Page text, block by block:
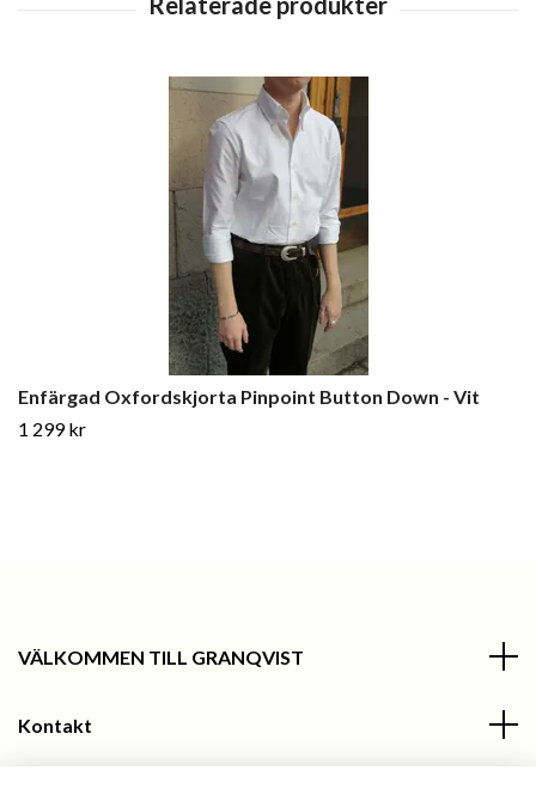
Enfärgad Oxfordskjorta Pinpoint Button Down - Vit
1 299 kr
VÄLKOMMEN TILL GRANQVIST
Kontakt